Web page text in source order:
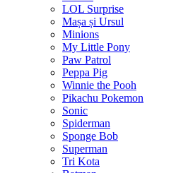
LOL Surprise
Mașa și Ursul
Minions
My Little Pony
Paw Patrol
Peppa Pig
Winnie the Pooh
Pikachu Pokemon
Sonic
Spiderman
Sponge Bob
Superman
Tri Kota